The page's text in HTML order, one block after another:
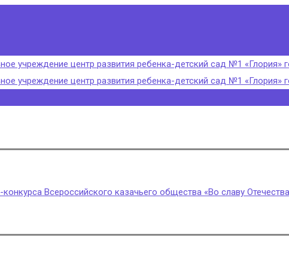
Всероссийского казачьего общества «Во славу